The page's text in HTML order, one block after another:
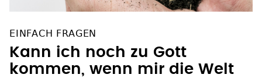
EINFACH FRAGEN
Kann ich noch zu Gott
kommen, wenn mir die Welt